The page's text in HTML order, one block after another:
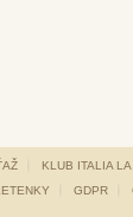
KLUB ITALIA
GDPR